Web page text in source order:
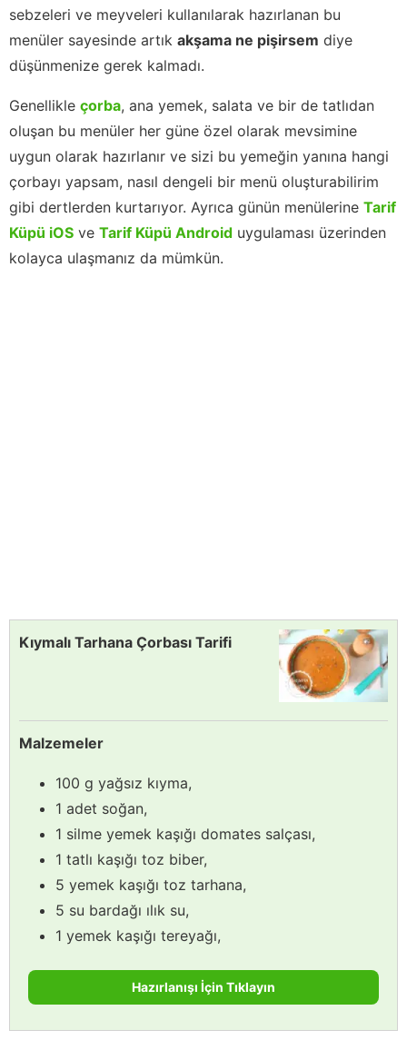
sebzeleri ve meyveleri kullanılarak hazırlanan bu
menüler sayesinde artık akşama ne pişirsem diye
düşünmenize gerek kalmadı.
Genellikle çorba, ana yemek, salata ve bir de tatlıdan
oluşan bu menüler her güne özel olarak mevsimine
uygun olarak hazırlanır ve sizi bu yemeğin yanına hangi
çorbayı yapsam, nasıl dengeli bir menü oluşturabilirim
gibi dertlerden kurtarıyor. Ayrıca günün menülerine Tarif
Küpü iOS ve Tarif Küpü Android uygulaması üzerinden
kolayca ulaşmanız da mümkün.
Kıymalı Tarhana Çorbası Tarifi
Malzemeler
100 g yağsız kıyma,
1 adet soğan,
1 silme yemek kaşığı domates salçası,
1 tatlı kaşığı toz biber,
5 yemek kaşığı toz tarhana,
5 su bardağı ılık su,
1 yemek kaşığı tereyağı,
Hazırlanışı İçin Tıklayın